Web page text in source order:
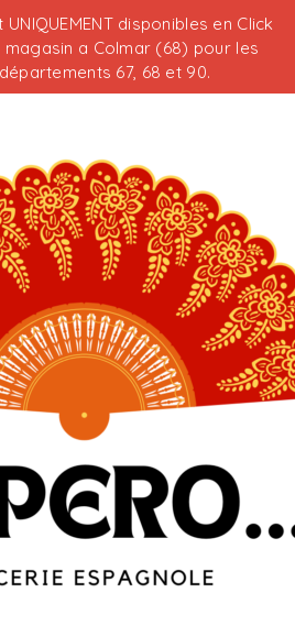
disponibles en Click
a Colmar (68) pour les
67, 68 et 90.